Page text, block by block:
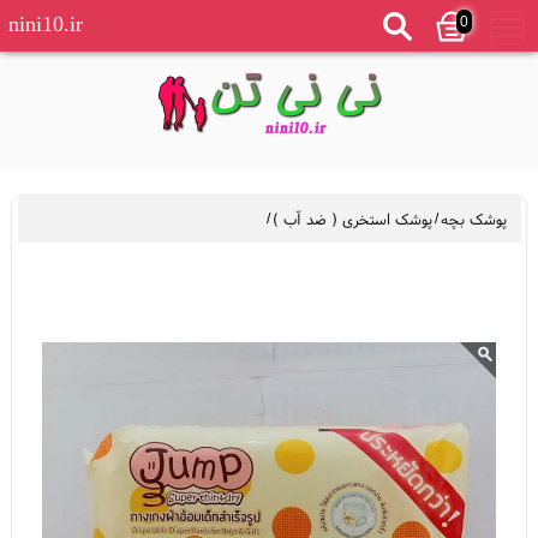
0
nini10.ir
پوشک بچه/پوشک استخری ( ضد آب ) /